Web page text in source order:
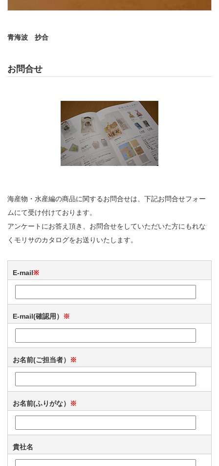
青海波 抄合
お問合せ
海産物・水産編の商品に関するお問合せは、下記お問合せフォー
ムにて受け付けております。
アンケートにお答え頂き、お問合せをしていただいた方にもれな
くモリサのカタログをお送りいたします。
E-mail※
E-mail(確認用） ※
お名前(ご担当者） ※
お名前(ふりがな） ※
貴社名